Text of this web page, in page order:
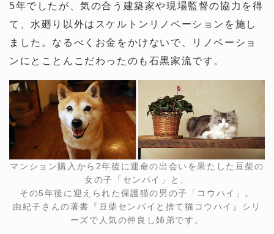
5年でしたが、気の合う建築家や現場監督の協力を得
て、水廻り以外はスケルトンリノベーションを施し
ました。なるべくお金をかけないで、リノベーショ
ンにとことんこだわったのも石黒家流です。
マンション購入から2年後に運命の出会いを果たした豆柴の
女の子「センパイ」と、
その5年後に迎えられた保護猫の男の子「コウハイ」。
由紀子さんの著書『豆柴センパイと捨て猫コウハイ』シリ
ーズで人気の仲良し姉弟です。